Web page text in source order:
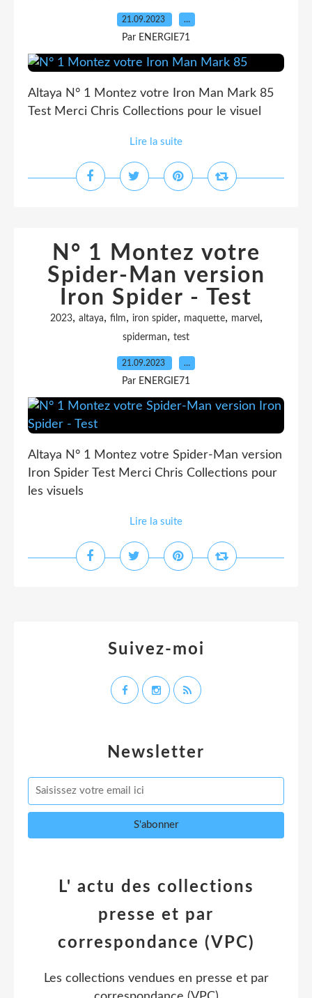
21.09.2023 …
Par ENERGIE71
Altaya N° 1 Montez votre Iron Man Mark 85
Test Merci Chris Collections pour le visuel
Lire la suite
N° 1 Montez votre
Spider-Man version
Iron Spider - Test
2023, altaya, film, iron spider, maquette, marvel,
spiderman, test
21.09.2023 …
Par ENERGIE71
Altaya N° 1 Montez votre Spider-Man version
Iron Spider Test Merci Chris Collections pour
les visuels
Lire la suite
Newsletter
L' actu des collections
presse et par
correspondance (VPC)
Les collections vendues en presse et par
Suivez-moi